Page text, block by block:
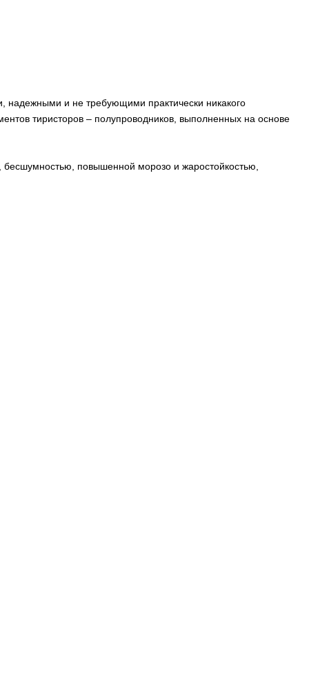
надежными и не требующими практически никакого
тиристоров – полупроводников, выполненных на основе
повышенной морозо и жаростойкостью,